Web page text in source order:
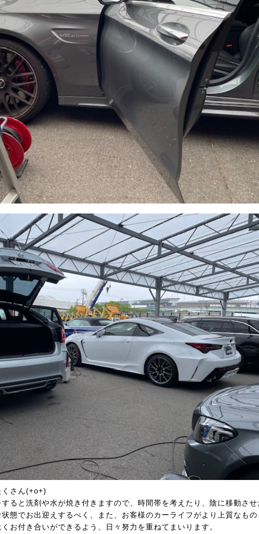
くさん(+o+)
ると洗剤や水が焼き付きますので、時間帯を考えたり、陰に移動させ
態でお出迎えするべく、また、お客様のカーライフがより上質なも
お付き合いができるよう、日々努力を重ねてまいります。